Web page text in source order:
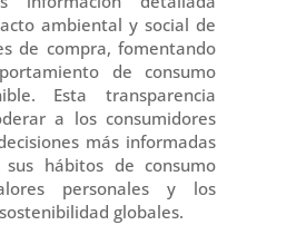
ambiental y social de
de compra, fomentando
de consumo
Esta transparencia
a los consumidores
más informadas
hábitos de consumo
personales y los
globales.